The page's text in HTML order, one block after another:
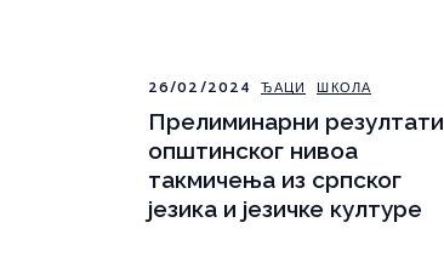
26/02/2024 ЂАЦИ ШКОЛА
Прелиминарни резултати
општинског нивоа
такмичења из српског
језика и језичке културе